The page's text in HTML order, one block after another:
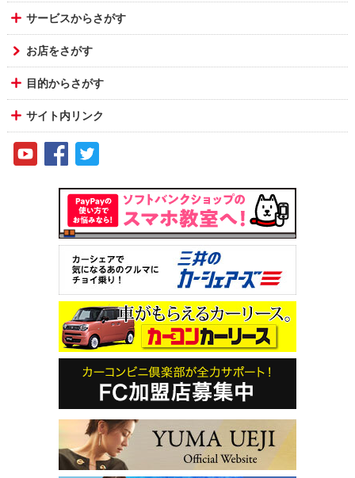
サービスからさがす
お店をさがす
目的からさがす
サイト内リンク